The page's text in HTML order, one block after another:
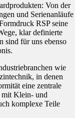
Von der
und Serienanläufe
RSP seine
klar definierte
sind für uns ebenso
wie
in denen
eine zentrale
mit Klein- und
komplexe Teile